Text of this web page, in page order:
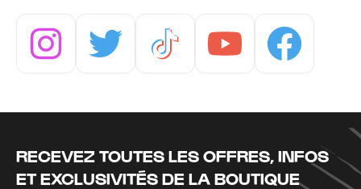
RECEVEZ TOUTES LES OFFRES, INFOS
ET EXCLUSIVITÉS DE LA BOUTIQUE